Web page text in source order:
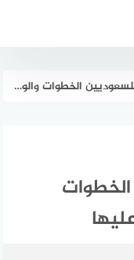
والوثائق اللازمة للحصول عليها